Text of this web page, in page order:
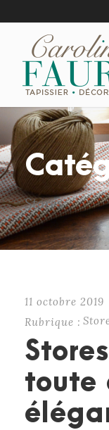
Stores
11 octobre 2019
Rubrique :
toute